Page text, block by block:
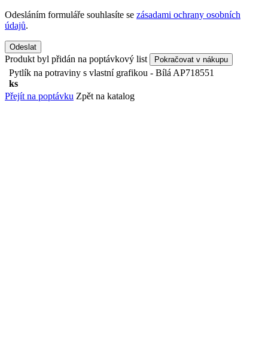
Odesláním formuláře souhlasíte se zásadami ochrany osobních
údajů.
Odeslat
Produkt byl přidán na poptávkový list Pokračovat v nákupu
Pytlík na potraviny s vlastní grafikou - Bílá AP718551
ks
Přejít na poptávku Zpět na katalog